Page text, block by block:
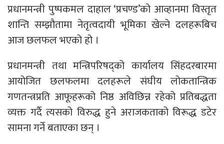
प्रधानमन्त्री पुष्पकमल दाहाल ‘प्रचण्ड’को आव्हानमा विस्तृत
शान्ति सम्झौतामा नेतृत्वदायी भूमिका खेल्ने दलहरूबिच
आज छलफल भएको हो ।
प्रधानमन्त्री तथा मन्त्रिपरिषद्को कार्यालय सिंहदरबारमा
आयोजित छलफलमा दलहरूले संघीय लोकतान्त्रिक
गणतन्त्रप्रति आफूहरूको निष्ठ अविछिन्न रहेको प्रतिबद्धता
व्यक्त गर्दै त्यसको विरुद्ध हुने अराजकताको विरूद्ध डटेर
सामना गर्ने बताएका छन् ।